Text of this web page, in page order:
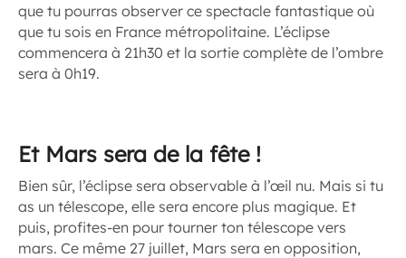
que tu pourras observer ce spectacle fantastique où
que tu sois en France métropolitaine. L’éclipse
commencera à 21h30 et la sortie complète de l’ombre
sera à 0h19.
Et Mars sera de la fête !
Bien sûr, l’éclipse sera observable à l’œil nu. Mais si tu
as un télescope, elle sera encore plus magique. Et
puis, profites-en pour tourner ton télescope vers
mars. Ce même 27 juillet, Mars sera en opposition,